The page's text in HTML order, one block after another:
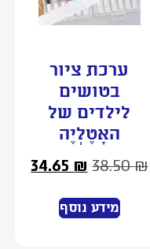
ערכת ציור
בטושים
לילדים של
האָטֶלְיֶה
38.50₪
34.65₪
מידע נוסף